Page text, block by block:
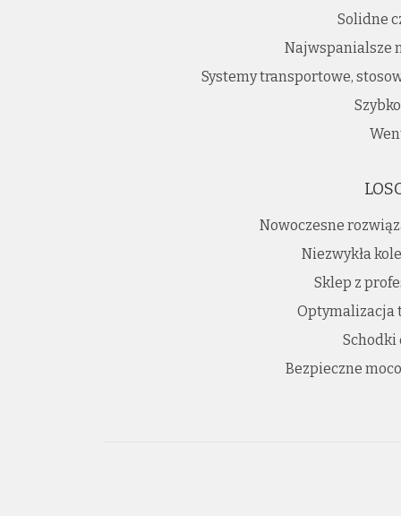
Solidne
Najwspanialsze
Systemy transportowe,
Nowoczesne
Niezwykła
Sklep z
Optymalizacja
Schodki
Bezpieczne